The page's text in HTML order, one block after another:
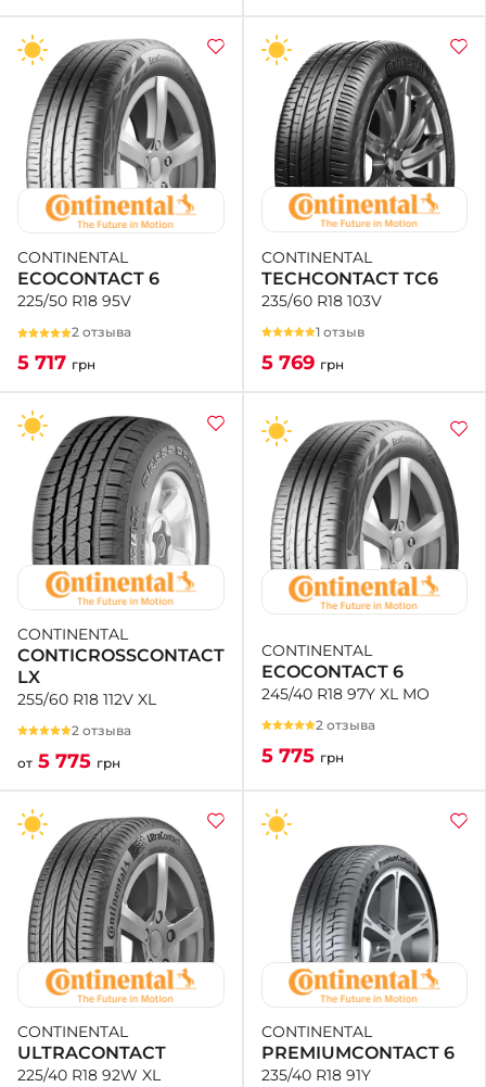
CONTINENTAL
ECOCONTACT 6
225/50 R18 95V
2 отзыва
5 717 грн
CONTINENTAL
TECHCONTACT TC6
235/60 R18 103V
1 отзыв
5 769 грн
CONTINENTAL
CONTICROSSCONTACT
LX
255/60 R18 112V XL
2 отзыва
от 5 775 грн
CONTINENTAL
ECOCONTACT 6
245/40 R18 97Y XL MO
2 отзыва
5 775 грн
CONTINENTAL
ULTRACONTACT
225/40 R18 92W XL
CONTINENTAL
PREMIUMCONTACT 6
235/40 R18 91Y